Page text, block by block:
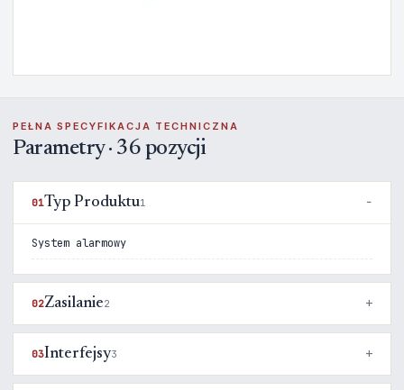
PEŁNA SPECYFIKACJA TECHNICZNA
Parametry · 36 pozycji
01Typ Produktu1
System alarmowy
02Zasilanie2
03Interfejsy3